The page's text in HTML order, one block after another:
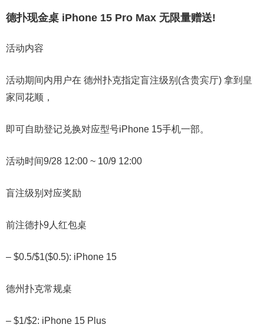
德扑现金桌 iPhone 15 Pro Max 无限量赠送!
活动内容
活动期间内用户在 德州扑克指定盲注级别(含贵宾厅) 拿到皇
家同花顺，
即可自助登记兑换对应型号iPhone 15手机一部。
活动时间9/28 12:00 ~ 10/9 12:00
盲注级别对应奖励
前注德扑9人红包桌
– $0.5/$1($0.5): iPhone 15
德州扑克常规桌
– $1/$2: iPhone 15 Plus